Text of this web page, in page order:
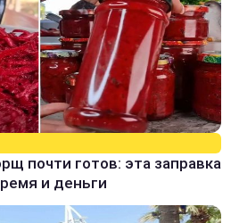
почти готов: эта заправка
и деньги